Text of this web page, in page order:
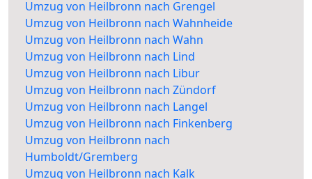
Umzug von Heilbronn nach Grengel
Umzug von Heilbronn nach Wahnheide
Umzug von Heilbronn nach Wahn
Umzug von Heilbronn nach Lind
Umzug von Heilbronn nach Libur
Umzug von Heilbronn nach Zündorf
Umzug von Heilbronn nach Langel
Umzug von Heilbronn nach Finkenberg
Umzug von Heilbronn nach
Humboldt/Gremberg
Umzug von Heilbronn nach Kalk